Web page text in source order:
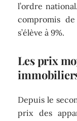
l’ordre
compromis
s’élève à 9%.
Les prix
Depuis le
prix des